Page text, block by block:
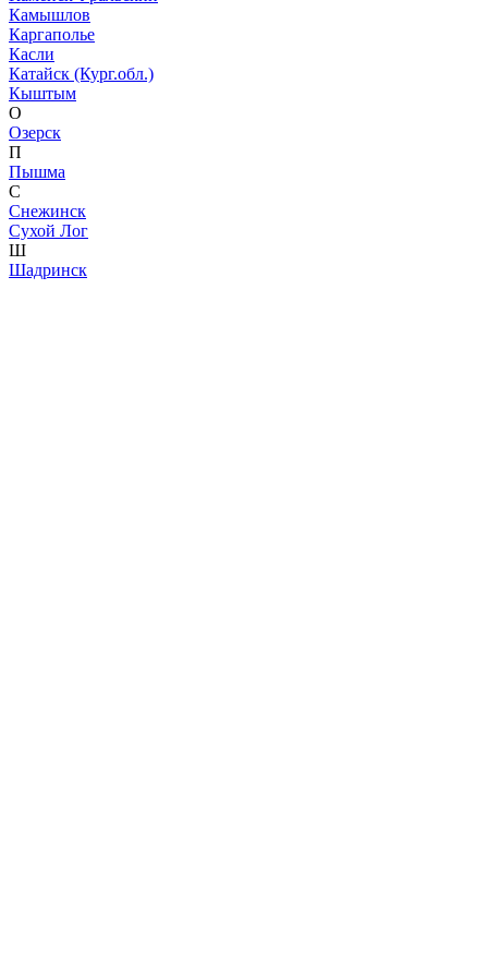
Камышлов
Каргаполье
Касли
Катайск (Кург.обл.)
Кыштым
О
Озерск
П
Пышма
С
Снежинск
Сухой Лог
Ш
Шадринск